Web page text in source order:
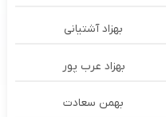
بهزاد آشتیانی
بهزاد عرب پور
بهمن سعادت